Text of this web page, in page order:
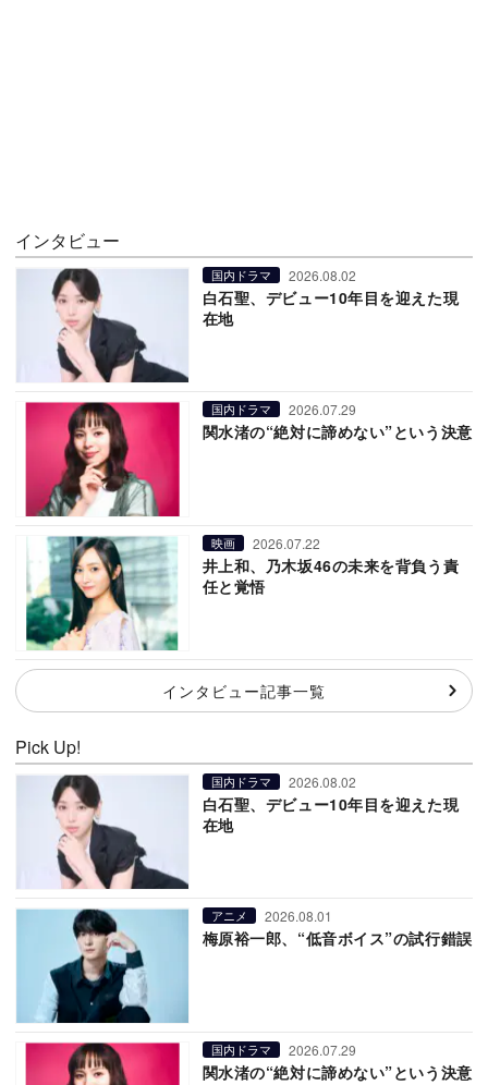
インタビュー
国内ドラマ 2026.08.02
白石聖、デビュー10年目を迎えた現
在地
国内ドラマ 2026.07.29
関水渚の“絶対に諦めない”という決意
映画 2026.07.22
井上和、乃木坂46の未来を背負う責
任と覚悟
インタビュー記事一覧
Pick Up!
国内ドラマ 2026.08.02
白石聖、デビュー10年目を迎えた現
在地
アニメ 2026.08.01
梅原裕一郎、“低音ボイス”の試行錯誤
国内ドラマ 2026.07.29
関水渚の“絶対に諦めない”という決意